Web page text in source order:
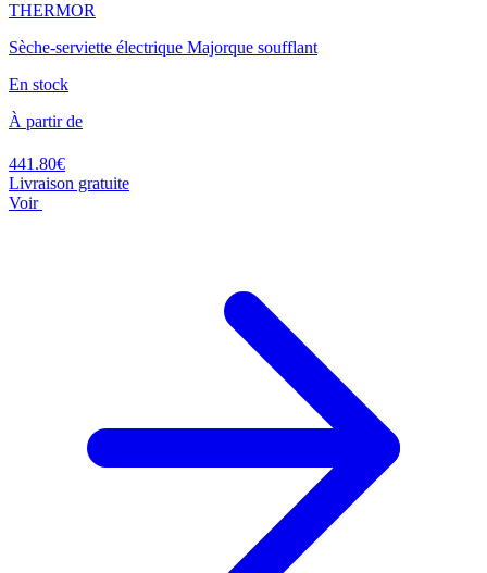
THERMOR
Sèche-serviette électrique Majorque soufflant
En stock
À partir de
441.80€
Livraison gratuite
Voir